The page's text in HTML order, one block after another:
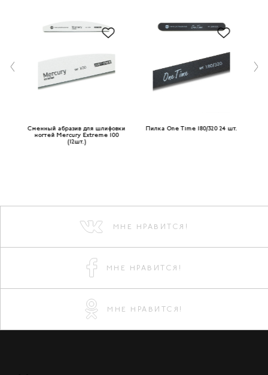
Сменный абразив для шлифовки
ногтей Mercury Extreme 100
(12шт.)
Пилка One Time 180/320 24 шт.
МНЕ НРАВИТСЯ!
МНЕ НРАВИТСЯ!
МНЕ НРАВИТСЯ!